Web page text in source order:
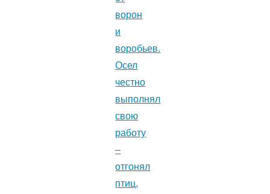
ворон
и
воробьев.
Осел
честно
выполнял
свою
работу
–
отгонял
птиц,